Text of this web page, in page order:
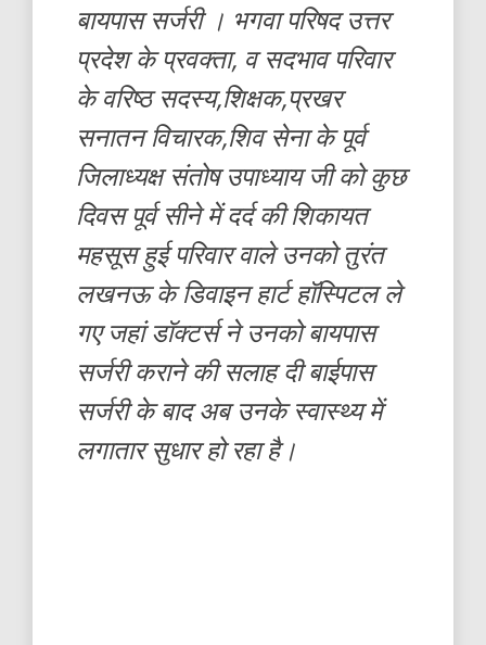
बायपास सर्जरी । भगवा परिषद उत्तर
प्रदेश के प्रवक्ता, व सदभाव परिवार
के वरिष्ठ सदस्य,शिक्षक,प्रखर
सनातन विचारक,शिव सेना के पूर्व
जिलाध्यक्ष संतोष उपाध्याय जी को कुछ
दिवस पूर्व सीने में दर्द की शिकायत
महसूस हुई परिवार वाले उनको तुरंत
लखनऊ के डिवाइन हार्ट हॉस्पिटल ले
गए जहां डॉक्टर्स ने उनको बायपास
सर्जरी कराने की सलाह दी बाईपास
सर्जरी के बाद अब उनके स्वास्थ्य में
लगातार सुधार हो रहा है।